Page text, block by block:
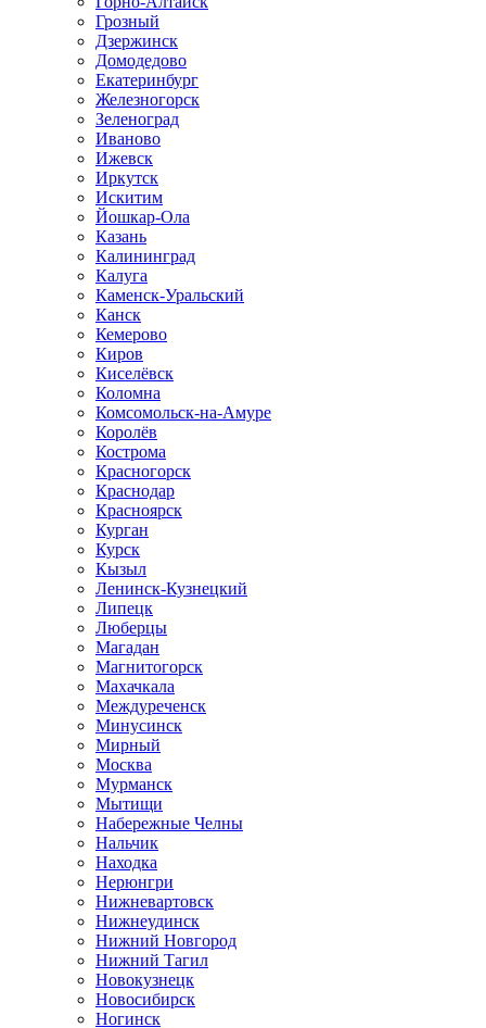
Грозный
Дзержинск
Домодедово
Екатеринбург
Железногорск
Зеленоград
Иваново
Ижевск
Иркутск
Искитим
Йошкар-Ола
Казань
Калининград
Калуга
Каменск-Уральский
Канск
Кемерово
Киров
Киселёвск
Коломна
Комсомольск-на-Амуре
Королёв
Кострома
Красногорск
Краснодар
Красноярск
Курган
Курск
Кызыл
Ленинск-Кузнецкий
Липецк
Люберцы
Магадан
Магнитогорск
Махачкала
Междуреченск
Минусинск
Мирный
Москва
Мурманск
Мытищи
Набережные Челны
Нальчик
Находка
Нерюнгри
Нижневартовск
Нижнеудинск
Нижний Новгород
Нижний Тагил
Новокузнецк
Новосибирск
Ногинск